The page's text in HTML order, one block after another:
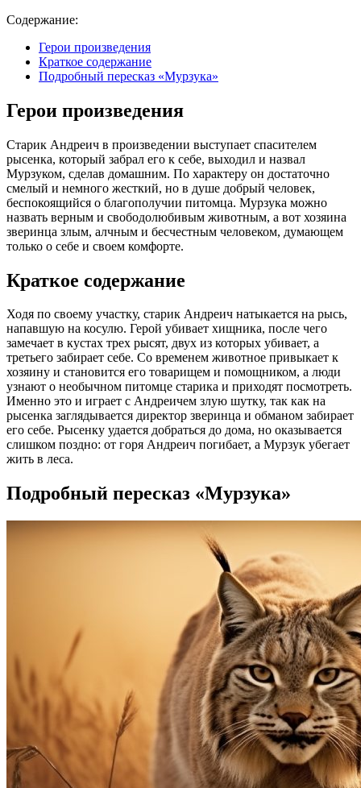
Содержание:
Герои произведения
Краткое содержание
Подробный пересказ «Мурзука»
Герои произведения
Старик Андреич в произведении выступает спасителем
рысенка, который забрал его к себе, выходил и назвал
Мурзуком, сделав домашним. По характеру он достаточно
смелый и немного жесткий, но в душе добрый человек,
беспокоящийся о благополучии питомца. Мурзука можно
назвать верным и свободолюбивым животным, а вот хозяина
зверинца злым, алчным и бесчестным человеком, думающем
только о себе и своем комфорте.
Краткое содержание
Ходя по своему участку, старик Андреич натыкается на рысь,
напавшую на косулю. Герой убивает хищника, после чего
замечает в кустах трех рысят, двух из которых убивает, а
третьего забирает себе. Со временем животное привыкает к
хозяину и становится его товарищем и помощником, а люди
узнают о необычном питомце старика и приходят посмотреть.
Именно это и играет с Андреичем злую шутку, так как на
рысенка заглядывается директор зверинца и обманом забирает
его себе. Рысенку удается добраться до дома, но оказывается
слишком поздно: от горя Андреич погибает, а Мурзук убегает
жить в леса.
Подробный пересказ «Мурзука»